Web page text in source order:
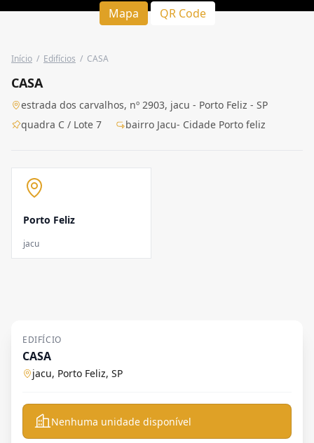
Mapa QR Code
Início / Edifícios / CASA
CASA
estrada dos carvalhos, nº 2903, jacu - Porto Feliz - SP
quadra C / Lote 7
bairro Jacu- Cidade Porto feliz
Porto Feliz
jacu
EDIFÍCIO
CASA
jacu, Porto Feliz, SP
Nenhuma unidade disponível